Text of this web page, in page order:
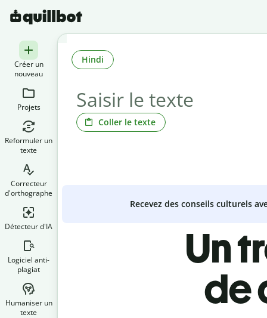
Créer un
nouveau
Projets
Reformuler un
texte
Correcteur
d'orthographe
Détecteur d'IA
Logiciel anti-
plagiat
Humaniser un
texte
Coller le texte
Hindi
Recevez des conseils culturels
Un
de